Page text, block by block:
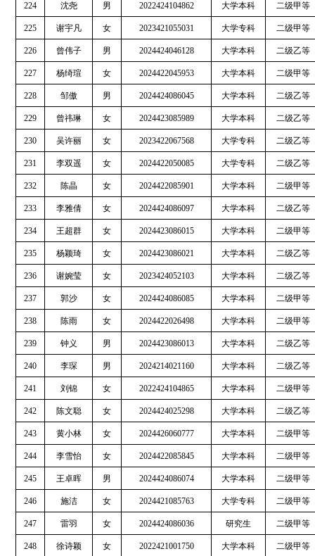
224 沈尧 男 2022424104862 大学本科 二级甲等
225 谢宇凡 女 2023421055031 大学专科 二级甲等
226 曾伟子 男 2024424046128 大学本科 二级乙等
227 杨绮瑄 女 2024422045953 大学本科 二级甲等
228 邹傲 男 2024424086045 大学本科 二级乙等
229 曾祎琳 女 2024423085989 大学本科 二级乙等
230 吴许丽 女 2023422067568 大学专科 二级乙等
231 李双遥 女 2024422050085 大学专科 二级乙等
232 陈晶 女 2024422085901 大学本科 二级甲等
233 李雅倩 女 2024424086097 大学本科 二级乙等
234 王超群 女 2024423086015 大学本科 二级甲等
235 杨颖琦 女 2024423086021 大学本科 二级乙等
236 谢婉莹 女 2023424052103 大学本科 二级乙等
237 郭沙 女 2024424086085 大学本科 二级甲等
238 陈雨 女 2024422026498 大学本科 二级甲等
239 钟义 男 2024423086013 大学本科 二级乙等
240 李琛 男 2024214021160 大学本科 二级乙等
241 刘锦 女 2022424104865 大学本科 二级甲等
242 陈文聪 女 2024424025298 大学本科 二级乙等
243 黄小林 女 2024426060777 大学本科 二级甲等
244 李雪怡 女 2024422085845 大学本科 二级甲等
245 王卓晖 男 2024424086074 大学本科 二级甲等
246 施洁 女 2024421085763 大学专科 二级甲等
247 雷羽 女 2024424086036 研究生 二级甲等
248 徐诗颖 女 2022421001750 大学本科 二级甲等